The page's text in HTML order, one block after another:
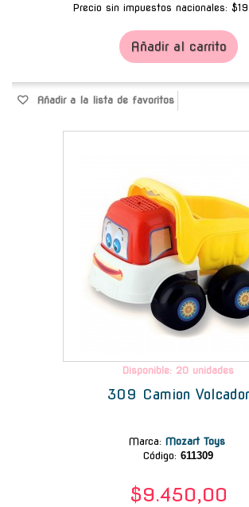
Precio sin impuestos nacionales:
Añadir al carrito
Añadir a la lista de favoritos
Disponible: 20 unidades
309 Camion Volcador
Marca: Mozart Toys
Código: 611309
$9.450,00